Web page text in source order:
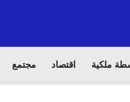
ملكية اقتصاد مجتمع